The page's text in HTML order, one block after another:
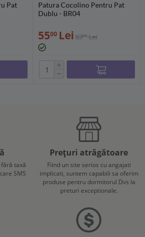
Pat
Patura Cocolino Pentru Pat
Dublu - BR04
5500 Lei 8300 Lei
+
−
taxă
SMS
Prețuri atrăgătoare
Fiind un site serios cu angajati
implicati, suntem capabili sa oferim
produse pentru dormitorul Dvs la
preturi exceptionale.